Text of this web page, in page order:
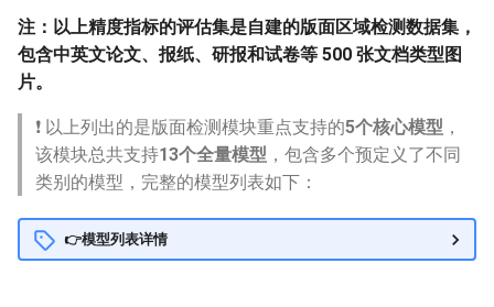
注：以上精度指标的评估集是自建的版面区域检测数据集，
包含中英文论文、报纸、研报和试卷等 500 张文档类型图
片。
❗ 以上列出的是版面检测模块重点支持的5个核心模型 ，
该模块总共支持13个全量模型 ，包含多个预定义了不同
类别的模型，完整的模型列表如下：
👉模型列表详情